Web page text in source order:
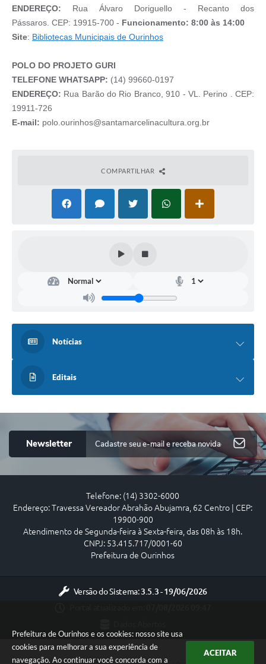
Prefeitura de Ourinhos e os cookies: nosso site usa
cookies para melhorar a sua experiência de
navegação. Ao continuar você concorda com a
ACEITAR
ENDEREÇO: Rua Álvaro Doriguello - Recanto dos
Pássaros. CEP: 19915-700 - Funcionamento: 8:00 às 14:00
Site: Bibliotecas Municipais de Ourinhos
POLO DO PROJETO GURI
TELEFONE WHATSAPP: (14) 99660-0197
ENDEREÇO: Rua Barão do Rio Branco, 910 - VL. Perino . CEP:
19911-726
E-mail: polo.ourinhos@santamarcelinacultura.org.br
COMPARTILHAR
Notícias
Editais
Newsletter
Telefone: (14) 3302-6000
Endereço: Travessa Vereador Abrahão Abujamra, 62 Centro | CEP:
19900-900
Atendimento de Segunda-feira à Sexta-feira, das 08h às 18h.
CNPJ: 53.415.717/0001-60
Prefeitura de Ourinhos
Versão do Sistema:3.5.3 - 19/06/2026